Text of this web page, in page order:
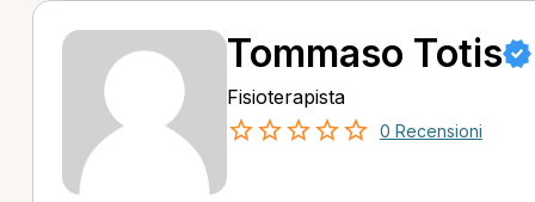
Tommaso Totis
Fisioterapista
0 Recensioni